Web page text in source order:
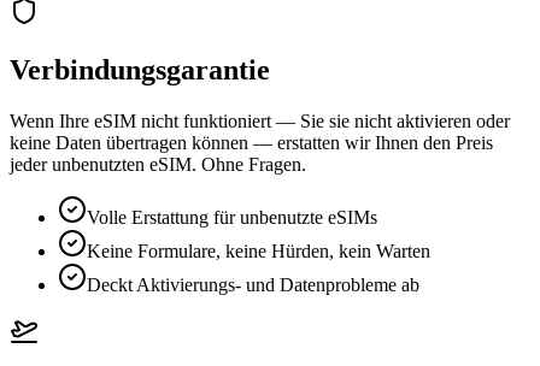
Verbindungsgarantie
Wenn Ihre eSIM nicht funktioniert — Sie sie nicht aktivieren oder
keine Daten übertragen können — erstatten wir Ihnen den Preis
jeder unbenutzten eSIM. Ohne Fragen.
Volle Erstattung für unbenutzte eSIMs
Keine Formulare, keine Hürden, kein Warten
Deckt Aktivierungs- und Datenprobleme ab